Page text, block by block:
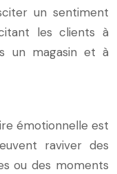
un sentiment
les clients à
un magasin et à
émotionnelle est
raviver des
ou des moments